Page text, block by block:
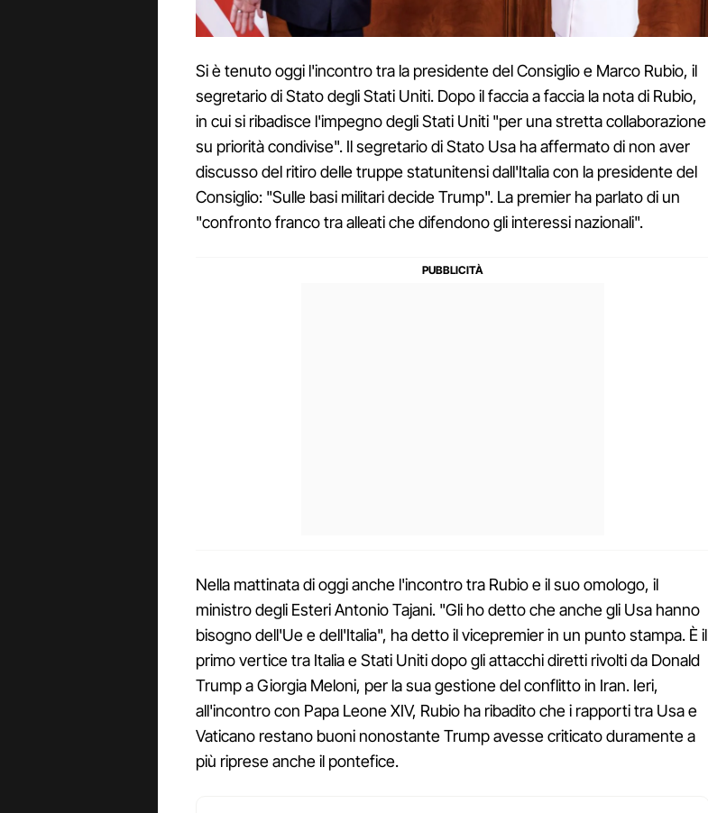
Si è tenuto oggi l'incontro tra la presidente del Consiglio e Marco Rubio, il
segretario di Stato degli Stati Uniti. Dopo il faccia a faccia la nota di Rubio,
in cui si ribadisce l'impegno degli Stati Uniti "per una stretta collaborazione
su priorità condivise". Il segretario di Stato Usa ha affermato di non aver
discusso del ritiro delle truppe statunitensi dall'Italia con la presidente del
Consiglio: "Sulle basi militari decide Trump". La premier ha parlato di un
"confronto franco tra alleati che difendono gli interessi nazionali".
Nella mattinata di oggi anche l'incontro tra Rubio e il suo omologo, il
ministro degli Esteri Antonio Tajani. "Gli ho detto che anche gli Usa hanno
bisogno dell'Ue e dell'Italia", ha detto il vicepremier in un punto stampa. È il
primo vertice tra Italia e Stati Uniti dopo gli attacchi diretti rivolti da Donald
Trump a Giorgia Meloni, per la sua gestione del conflitto in Iran. Ieri,
all'incontro con Papa Leone XIV, Rubio ha ribadito che i rapporti tra Usa e
Vaticano restano buoni nonostante Trump avesse criticato duramente a
più riprese anche il pontefice.